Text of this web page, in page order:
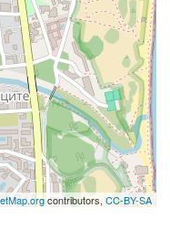
contributors, CC-BY-SA